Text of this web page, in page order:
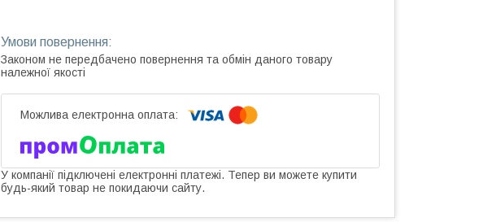
Законом не передбачено повернення та обмін даного товару
належної якості
У компанії підключені електронні платежі. Тепер ви можете купити
будь-який товар не покидаючи сайту.